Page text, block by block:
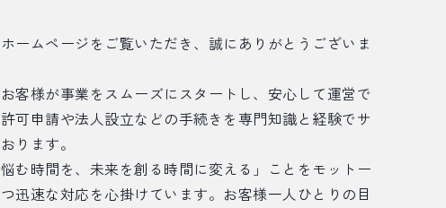
ームページをご覧いただき、誠にありがとうございま
客様が事業をスムーズにスタートし、安心して運営で
可申請や法人設立などの手続きを専門知識と経験でサ
ります。
悩む時間を、未来を創る時間に変える」ことをモットー
迅速な対応を心掛けています。お客様一人ひとりの目